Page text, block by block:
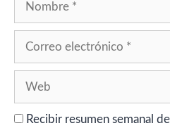
Correo
Web
Recibir resumen semanal